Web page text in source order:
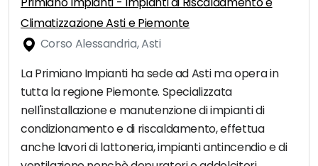
Climatizzazione Asti e Piemonte
Corso Alessandria, Asti
La Primiano Impianti ha sede ad Asti ma opera in
tutta la regione Piemonte. Specializzata
nell'installazione e manutenzione di impianti di
condizionamento e di riscaldamento, effettua
anche lavori di lattoneria, impianti antincendio e di